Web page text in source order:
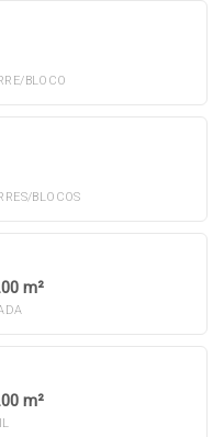
BLOCO
BLOCOS
m²
m²